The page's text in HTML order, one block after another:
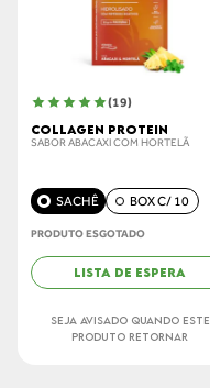
(19)
COLLAGEN PROTEIN
SABOR ABACAXI COM HORTELÃ
SACHÊ BOX C/ 10
PRODUTO ESGOTADO
LISTA DE ESPERA
SEJA AVISADO QUANDO ESTE
PRODUTO RETORNAR